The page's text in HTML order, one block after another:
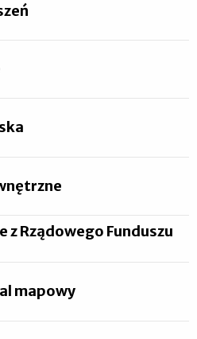
z Rządowego Funduszu
mapowy